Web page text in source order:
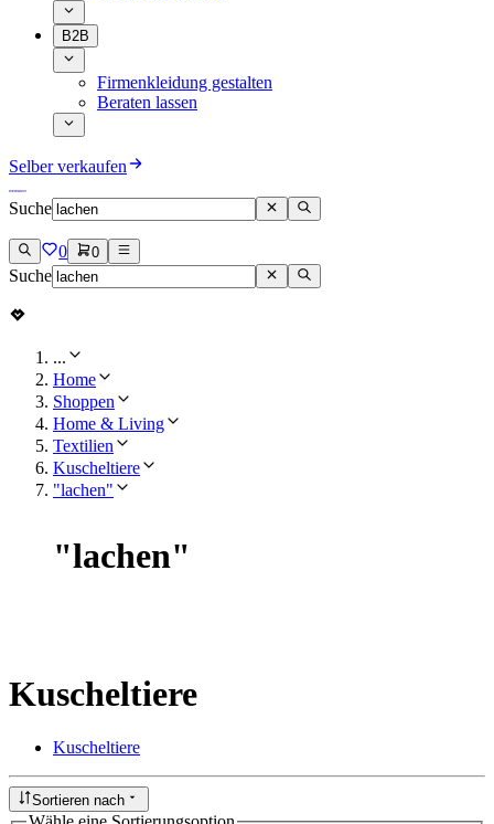
B2B
Firmenkleidung gestalten
Beraten lassen
Selber verkaufen
Suche
0 0
Suche
...
Home
Shoppen
Home & Living
Textilien
Kuscheltiere
"lachen"
"lachen"
Kuscheltiere
Kuscheltiere
Sortieren nach